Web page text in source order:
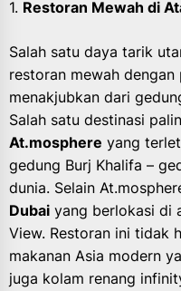
1. Restoran Mewah di
Salah satu daya tarik
restoran mewah dengan
menakjubkan dari
Salah satu destinasi
At.mosphere yang
gedung Burj Khalifa –
dunia. Selain
Dubai yang berlokasi di
View. Restoran ini tidak
makanan Asia modern
juga kolam renang